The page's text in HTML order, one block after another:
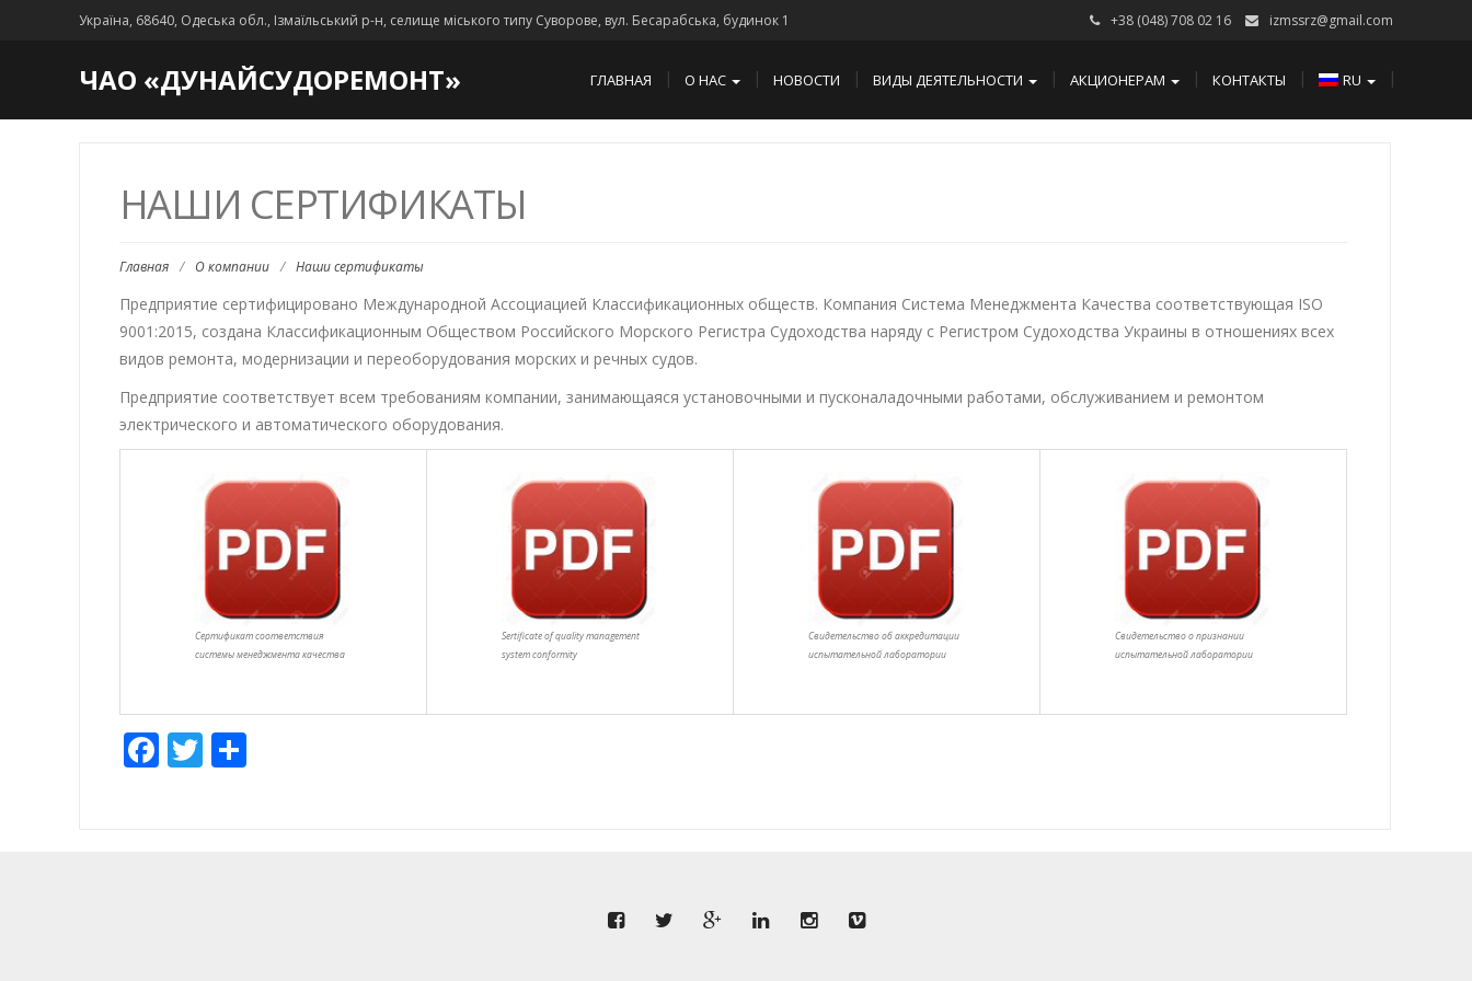
Україна, 68640, Одеська обл., Ізмаїльський р-н, селище міського типу Суворове, вул. Бесарабська, будинок 1 +38 (048) 708 02 16 izmssrz@gmail.com
ЧАО «ДУНАЙСУДОРЕМОНТ» ГЛАВНАЯ О НАС НОВОСТИ ВИДЫ ДЕЯТЕЛЬНОСТИ АКЦИОНЕРАМ КОНТАКТЫ RU
НАШИ СЕРТИФИКАТЫ
Главная / О компании / Наши сертификаты
Предприятие сертифицировано Международной Ассоциацией Классификационных обществ. Компания Система Менеджмента Качества соответствующая ISO
9001:2015, создана Классификационным Обществом Российского Морского Регистра Судоходства наряду с Регистром Судоходства Украины в отношениях всех
видов ремонта, модернизации и переоборудования морских и речных судов.
Предприятие соответствует всем требованиям компании, занимающаяся установочными и пусконаладочными работами, обслуживанием и ремонтом
электрического и автоматического оборудования.
Сертификат соответствия
системы менеджмента качества
Sertificate of quality management
system conformity
Свидетельство об аккредитации
испытательной лаборатории
Свидетельство о признании
испытательной лаборатории
Facebook
Twitter
Отправить